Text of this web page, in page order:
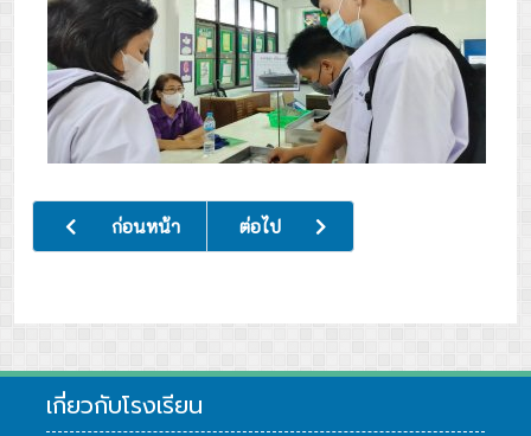
เนื้อหาก่อนหน้า: กิจกรรมค่าย 1 โรงเรียน 1 ธรรมะ ปีการศึกษา
ก่อนหน้า เนื้อหาถัดไป: กิจกรรมค่ายส่งเสริมพัฒน
ต่อไป
เกี่ยวกับโรงเรียน